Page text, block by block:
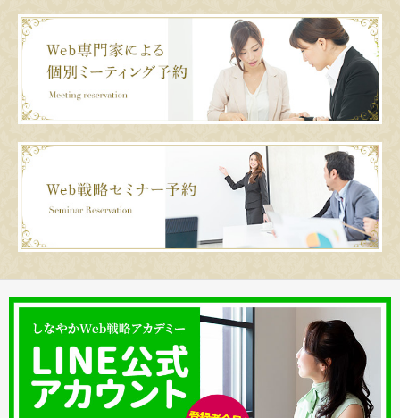
をど
真理子さんってどんな人？集客導線の３つのポイント！！
本当の『集客の仕組み』を説
できますか？…